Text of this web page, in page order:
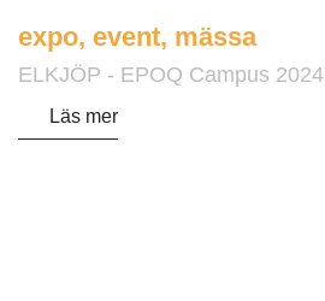
ELKJÖP - EPOQ Campus 2024
expo, event, mässa
Läs mer